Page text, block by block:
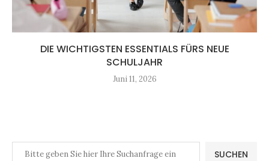
DIE WICHTIGSTEN ESSENTIALS FÜRS NEUE
SCHULJAHR
Juni 11, 2026
SUCHEN